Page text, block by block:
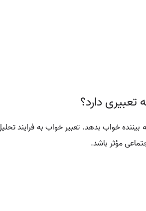
دارد؟
خواب بدهد. تعبیر خواب به فرایند
مؤثر باشد.